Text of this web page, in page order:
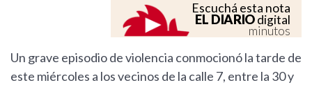
Escuchá esta nota
EL DIARIOdigital
minutos
Un grave episodio de violencia conmocionó la tarde de
este miércoles a los vecinos de la calle 7, entre la 30 y